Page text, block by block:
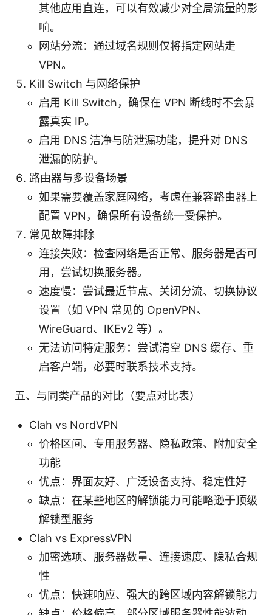
其他应用直连，可以有效减少对全局流量的影
响。
网站分流：通过域名规则仅将指定网站走
VPN。
Kill Switch 与网络保护
启用 Kill Switch，确保在 VPN 断线时不会暴
露真实 IP。
启用 DNS 洁净与防泄漏功能，提升对 DNS
泄漏的防护。
路由器与多设备场景
如果需要覆盖家庭网络，考虑在兼容路由器上
配置 VPN，确保所有设备统一受保护。
常见故障排除
连接失败：检查网络是否正常、服务器是否可
用，尝试切换服务器。
速度慢：尝试最近节点、关闭分流、切换协议
设置（如 VPN 常见的 OpenVPN、
WireGuard、IKEv2 等）。
无法访问特定服务：尝试清空 DNS 缓存、重
启客户端，必要时联系技术支持。
五、与同类产品的对比（要点对比表）
Clah vs NordVPN
价格区间、专用服务器、隐私政策、附加安全
功能
优点：界面友好、广泛设备支持、稳定性好
缺点：在某些地区的解锁能力可能略逊于顶级
解锁型服务
Clah vs ExpressVPN
加密选项、服务器数量、连接速度、隐私合规
性
优点：快速响应、强大的跨区域内容解锁能力